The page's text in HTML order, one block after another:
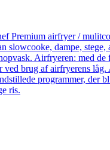
Premium airfryer /
dampe,
Airfryeren: med
brug af airfryerens
programmer, der
ris.